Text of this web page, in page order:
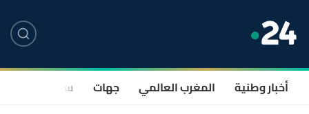
أخبار وطنية المغرب العالمي جهات سياسة